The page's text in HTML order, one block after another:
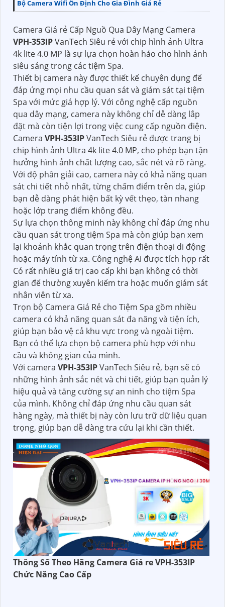
Bộ Camera Wifi Ổn Định Cho Gia Đình Giá Rẻ
Camera Giá rẻ Cấp Nguồ Qua Dây Mạng Camera
VPH-353IPVanTech Siêu rẻ với chip hình ảnh Ultra
4k lite 4.0 MP là sự lựa chọn hoàn hảo cho hình ảnh
siêu sáng trong các tiệm Spa.
Thiết bị camera này được thiết kế chuyên dụng để
đáp ứng mọi nhu cầu quan sát và giám sát tại tiệm
Spa với mức giá hợp lý. Với công nghệ cấp nguồn
qua dây mạng, camera này không chỉ dễ dàng lắp
đặt mà còn tiện lợi trong việc cung cấp nguồn điện.
Camera VPH-353IPVanTech Siêu rẻ được trang bị
chip hình ảnh Ultra 4k lite 4.0 MP, cho phép bạn tận
hưởng hình ảnh chất lượng cao, sắc nét và rõ ràng.
Với độ phân giải cao, camera này có khả năng quan
sát chi tiết nhỏ nhất, từng chấm điểm trên da, giúp
bạn dễ dàng phát hiện bất kỳ vết thẹo, tàn nhang
hoặc lớp trang điểm không đều.
Sự lựa chọn thông minh này không chỉ đáp ứng nhu
cầu quan sát trong tiệm Spa mà còn giúp bạn xem
lại khoảnh khắc quan trọng trên điện thoại di động
hoặc máy tính từ xa. Công nghệ Ai được tích hợp rất
Có rất nhiều giá trị cao cấp khi bạn không có thời
gian để thường xuyên kiểm tra hoặc muốn giám sát
nhân viên từ xa.
Trọn bộ Camera Giá Rẻ cho Tiệm Spa gồm nhiều
camera có khả năng quan sát đa năng và tiện ích,
giúp bạn bảo vệ cả khu vực trong và ngoài tiệm.
Bạn có thể lựa chọn bộ camera phù hợp với nhu
cầu và không gian của mình.
Với camera VPH-353IPVanTech Siêu rẻ, bạn sẽ có
những hình ảnh sắc nét và chi tiết, giúp bạn quản lý
hiệu quả và tăng cường sự an ninh cho tiệm Spa
của mình. Không chỉ đáp ứng nhu cầu quan sát
hàng ngày, mà thiết bị này còn lưu trữ dữ liệu quan
trọng, giúp bạn dễ dàng tra cứu lại khi cần thiết.
Thông Số Theo Hãng Camera Giá re VPH-353IP
Chức Năng Cao Cấp